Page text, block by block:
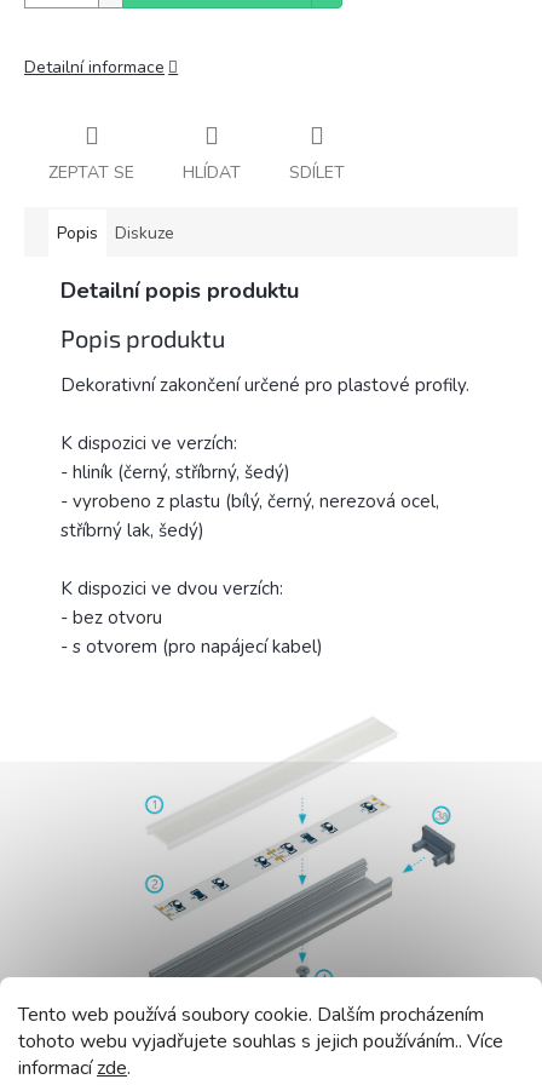
Tento web používá soubory cookie. Dalším procházením
tohoto webu vyjadřujete souhlas s jejich používáním.. Více
informacízde.
Detailní informace
ZEPTAT SE HLÍDAT SDÍLET
Popis Diskuze
Detailní popis produktu
Popis produktu
Dekorativní zakončení určené pro plastové profily.
K dispozici ve verzích:
- hliník (černý, stříbrný, šedý)
- vyrobeno z plastu (bílý, černý, nerezová ocel,
stříbrný lak, šedý)
K dispozici ve dvou verzích:
- bez otvoru
- s otvorem (pro napájecí kabel)